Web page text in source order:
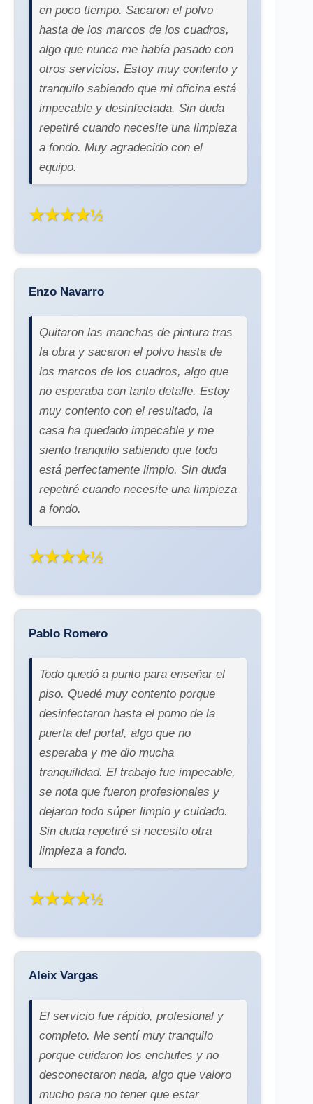
en poco tiempo. Sacaron el polvo
hasta de los marcos de los cuadros,
algo que nunca me había pasado con
otros servicios. Estoy muy contento y
tranquilo sabiendo que mi oficina está
impecable y desinfectada. Sin duda
repetiré cuando necesite una limpieza
a fondo. Muy agradecido con el
equipo.
★★★★½
Enzo Navarro
Quitaron las manchas de pintura tras
la obra y sacaron el polvo hasta de
los marcos de los cuadros, algo que
no esperaba con tanto detalle. Estoy
muy contento con el resultado, la
casa ha quedado impecable y me
siento tranquilo sabiendo que todo
está perfectamente limpio. Sin duda
repetiré cuando necesite una limpieza
a fondo.
★★★★½
Pablo Romero
Todo quedó a punto para enseñar el
piso. Quedé muy contento porque
desinfectaron hasta el pomo de la
puerta del portal, algo que no
esperaba y me dio mucha
tranquilidad. El trabajo fue impecable,
se nota que fueron profesionales y
dejaron todo súper limpio y cuidado.
Sin duda repetiré si necesito otra
limpieza a fondo.
★★★★½
Aleix Vargas
El servicio fue rápido, profesional y
completo. Me sentí muy tranquilo
porque cuidaron los enchufes y no
desconectaron nada, algo que valoro
mucho para no tener que estar